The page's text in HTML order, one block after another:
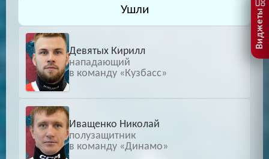
Ушли
Девятых Кирилл
нападающий
в команду «Кузбасс»
Иващенко Николай
полузащитник
в команду «Динамо»
Виджеты